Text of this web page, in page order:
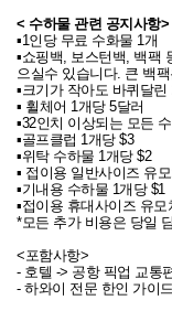
< 수하물 관련 공지사항>
▪1인당 무료 수화물 1개
▪쇼핑백, 보스턴백, 백팩
으실수 있습니다. 큰 백
▪크기가 작아도 바퀴달
▪ 휠체어 1개당 5달러
▪32인치 이상되는 모든
▪골프클럽 1개당 $3
▪위탁 수하물 1개당 $2
▪ 접이용 일반사이즈 유
▪기내용 수하물 1개당 $1
▪접이용 휴대사이즈 유모
<포함사항>
- 호텔 -> 공항 픽업 교통
- 하와이 전문 한인 가이드